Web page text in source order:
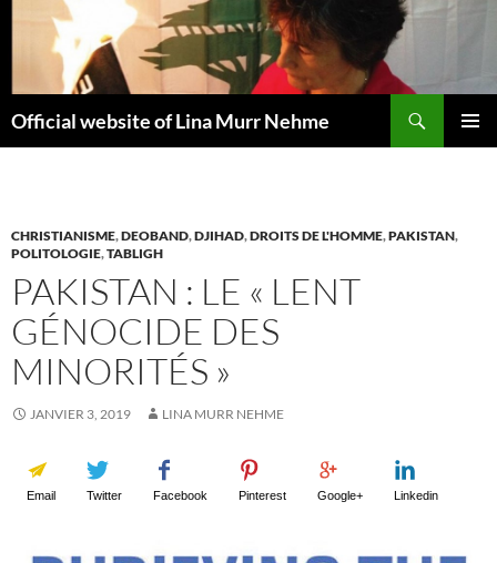
contenu
Official website of Lina Murr Nehme
CHRISTIANISME,DEOBAND,DJIHAD,DROITS DE L'HOMME,PAKISTAN,
POLITOLOGIE,TABLIGH
PAKISTAN : LE « LENT
GÉNOCIDE DES
MINORITÉS »
JANVIER 3, 2019 LINA MURR NEHME
Email Twitter Facebook Pinterest Google+ Linkedin